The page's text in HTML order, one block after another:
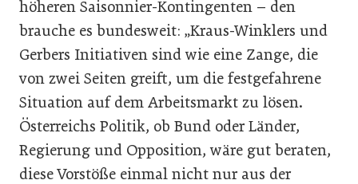
höheren Saisonnier-Kontingenten – den
brauche es bundesweit: „Kraus-Winklers und
Gerbers Initiativen sind wie eine Zange, die
von zwei Seiten greift, um die festgefahrene
Situation auf dem Arbeitsmarkt zu lösen.
Österreichs Politik, ob Bund oder Länder,
Regierung und Opposition, wäre gut beraten,
diese Vorstöße einmal nicht nur aus der